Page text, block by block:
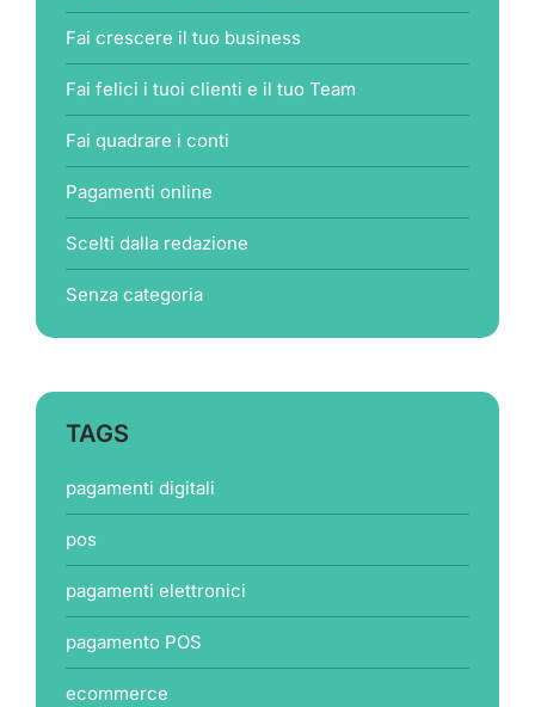
Fai crescere il tuo business
Fai felici i tuoi clienti e il tuo Team
Fai quadrare i conti
Pagamenti online
Scelti dalla redazione
Senza categoria
TAGS
pagamenti digitali
pos
pagamenti elettronici
pagamento POS
ecommerce